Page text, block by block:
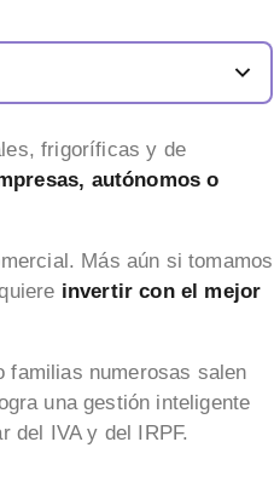
frigoríficas y de
autónomos o
Más aún si tomamos
invertir con el mejor
familias numerosas salen
una gestión inteligente
del IVA y del IRPF.